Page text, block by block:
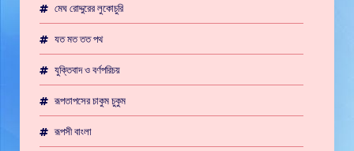
মেঘ রোদ্দুরের লুকোচুরি
যত মত তত পথ
যুক্তিবাদ ও বর্ণপরিচয়
রূপতাপসের চাকুম চুকুম
রূপসী বাংলা